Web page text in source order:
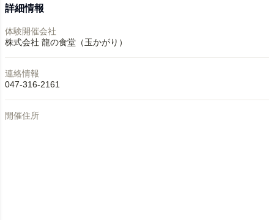
詳細情報
体験開催会社
株式会社 龍の食堂（玉かがり）
連絡情報
047-316-2161
開催住所